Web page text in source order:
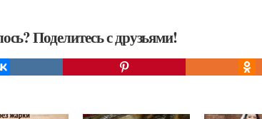
Поделитесь с друзьями!